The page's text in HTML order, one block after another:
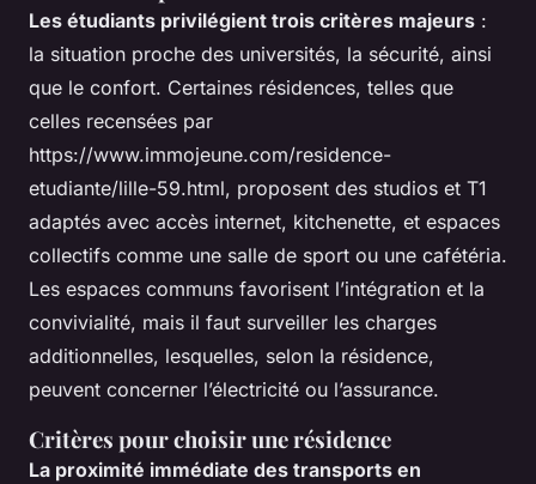
Les étudiants privilégient trois critères majeurs :
la situation proche des universités, la sécurité, ainsi
que le confort. Certaines résidences, telles que
celles recensées par
https://www.immojeune.com/residence-
etudiante/lille-59.html, proposent des studios et T1
adaptés avec accès internet, kitchenette, et espaces
collectifs comme une salle de sport ou une cafétéria.
Les espaces communs favorisent l’intégration et la
convivialité, mais il faut surveiller les charges
additionnelles, lesquelles, selon la résidence,
peuvent concerner l’électricité ou l’assurance.
Critères pour choisir une résidence
La proximité immédiate des transports en